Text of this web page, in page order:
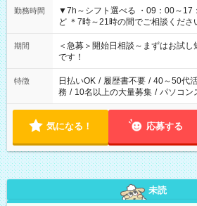
勤務時間
▼7h～シフト選べる ・09：00～17
ど ＊7時～21時の間でご相談くださ
期間
＜急募＞開始日相談～まずはお試
です！
特徴 日払いOK / 履歴書不要 / 40～50代
務 / 10名以上の大量募集 / パソコン
気になる！ 応募する
未読